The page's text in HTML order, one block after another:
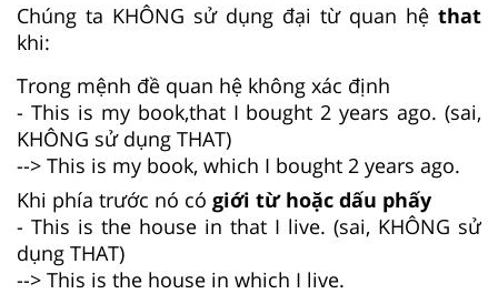
Chúng ta KHÔNG sử dụng đại từ quan hệ that
khi:
Trong mệnh đề quan hệ không xác định
- This is my book,that I bought 2 years ago. (sai,
KHÔNG sử dụng THAT)
--> This is my book, which I bought 2 years ago.
Khi phía trước nó có giới từ hoặc dấu phấy
- This is the house in that I live. (sai, KHÔNG sử
dụng THAT)
--> This is the house in which I live.